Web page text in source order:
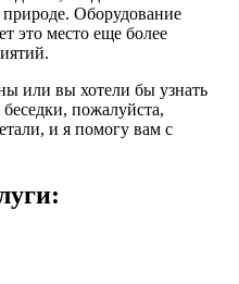
Оборудование
это место еще более
или вы хотели бы узнать
пожалуйста,
и я помогу вам с